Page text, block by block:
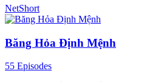
NetShort
Băng Hỏa Định Mệnh
55 Episodes